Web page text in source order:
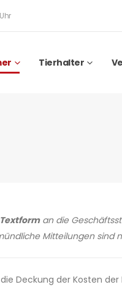
Tierhalter
an die
Mitteilungen sind
Deckung der Kosten